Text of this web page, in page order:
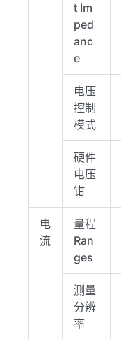
t Im
ped
anc
e
电压
控制
模式
硬件
电压
钳
电
流
量程
Ran
ges
测量
分辨
率